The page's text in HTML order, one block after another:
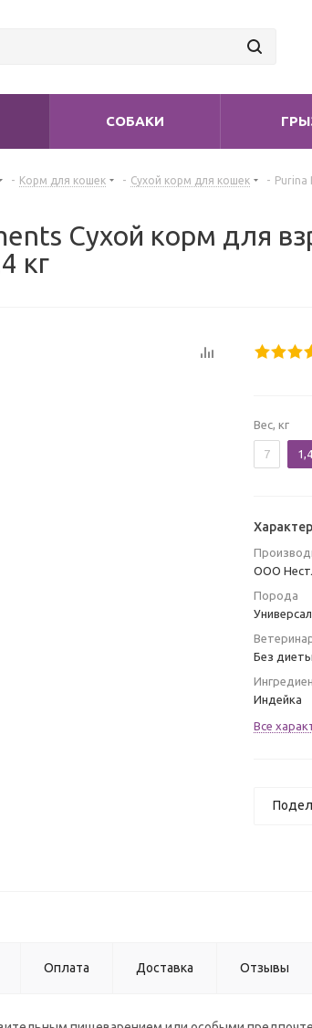
СОБАКИ
- Корм для кошек - Сухой корм для кошек - Purina
Сухой корм для
кг
Вес, кг
7 1,4
ООО
Порода
Без диеты
Индейка
Все
Оплата Доставка Отзывы